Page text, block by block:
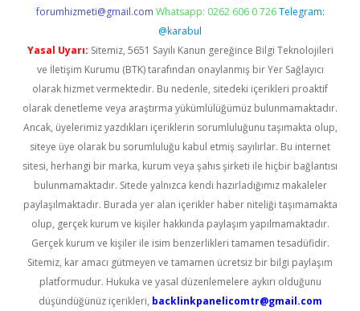
forumhizmeti@gmail.com Whatsapp: 0262 606 0 726 Telegram:
@karabul
Yasal Uyarı: Sitemiz, 5651 Sayılı Kanun gereğince Bilgi Teknolojileri
ve İletişim Kurumu (BTK) tarafından onaylanmış bir Yer Sağlayıcı
olarak hizmet vermektedir. Bu nedenle, sitedeki içerikleri proaktif
olarak denetleme veya araştırma yükümlülüğümüz bulunmamaktadır.
Ancak, üyelerimiz yazdıkları içeriklerin sorumluluğunu taşımakta olup,
siteye üye olarak bu sorumluluğu kabul etmiş sayılırlar. Bu internet
sitesi, herhangi bir marka, kurum veya şahıs şirketi ile hiçbir bağlantısı
bulunmamaktadır. Sitede yalnızca kendi hazırladığımız makaleler
paylaşılmaktadır. Burada yer alan içerikler haber niteliği taşımamakta
olup, gerçek kurum ve kişiler hakkında paylaşım yapılmamaktadır.
Gerçek kurum ve kişiler ile isim benzerlikleri tamamen tesadüfidir.
Sitemiz, kar amacı gütmeyen ve tamamen ücretsiz bir bilgi paylaşım
platformudur. Hukuka ve yasal düzenlemelere aykırı olduğunu
düşündüğünüz içerikleri, backlinkpanelicomtr@gmail.com